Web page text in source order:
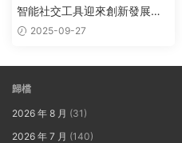
智能社交工具迎來創新發展新
機遇，行業前景廣闊備受關注
2025-09-27
歸檔
2026 年 8 月 (31)
2026 年 7 月 (140)